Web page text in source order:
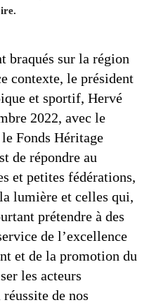
braqués sur la région
contexte, le président
et sportif, Hervé
2022, avec le
Fonds Héritage
de répondre au
et petites fédérations,
lumière et celles qui,
prétendre à des
de l’excellence
et de la promotion du
les acteurs
de nos